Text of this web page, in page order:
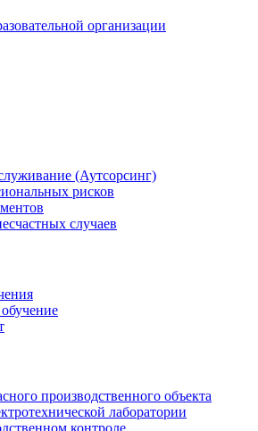
организации
(Аутсорсинг)
рисков
случаев
производственного объекта
лаборатории